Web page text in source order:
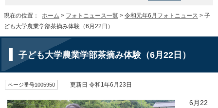
現在の位置： ホーム > フォトニュース一覧 > 令和元年6月フォトニュース > 子
ども大学農業学部茶摘み体験（6月22日）
子ども大学農業学部茶摘み体験（6月22日）
ページ番号1005950 更新日 令和1年6月23日
6月22